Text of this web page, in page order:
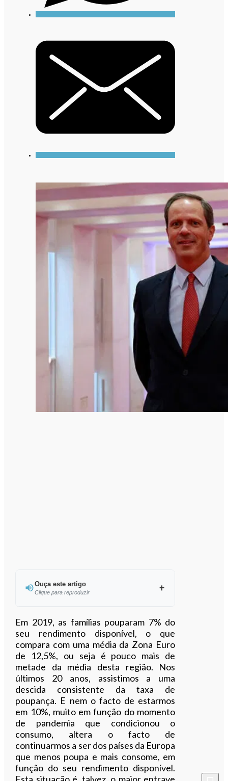
Ouça este artigo
Clique para reproduzir
Ouvir este artigo
Em 2019, as famílias pouparam 7% do
seu rendimento disponível, o que
compara com uma média da Zona Euro
de 12,5%, ou seja é pouco mais de
metade da média desta região. Nos
últimos 20 anos, assistimos a uma
descida consistente da taxa de
poupança. E nem o facto de estarmos
em 10%, muito em função do momento
de pandemia que condicionou o
consumo, altera o facto de
continuarmos a ser dos países da Europa
que menos poupa e mais consome, em
função do seu rendimento disponível.